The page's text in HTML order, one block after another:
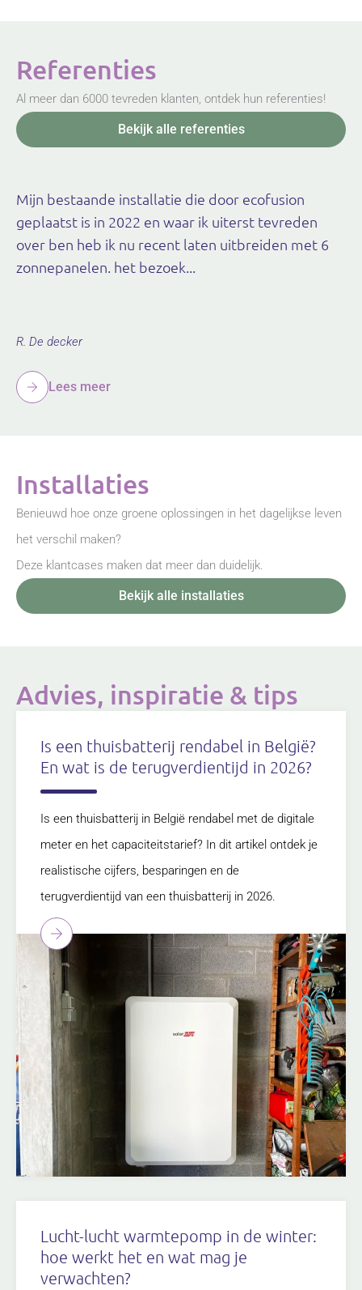
Referenties
Al meer dan 6000 tevreden klanten, ontdek hun referenties!
Bekijk alle referenties
Mijn bestaande installatie die door ecofusion
geplaatst is in 2022 en waar ik uiterst tevreden
over ben heb ik nu recent laten uitbreiden met 6
zonnepanelen. het bezoek...
R. De decker
Lees meer
Installaties
Benieuwd hoe onze groene oplossingen in het dagelijkse leven
het verschil maken?
Deze klantcases maken dat meer dan duidelijk.
Bekijk alle installaties
Advies, inspiratie & tips
Is een thuisbatterij rendabel in België?
En wat is de terugverdientijd in 2026?
Is een thuisbatterij in België rendabel met de digitale
meter en het capaciteitstarief? In dit artikel ontdek je
realistische cijfers, besparingen en de
terugverdientijd van een thuisbatterij in 2026.
Lucht-lucht warmtepomp in de winter:
hoe werkt het en wat mag je
verwachten?